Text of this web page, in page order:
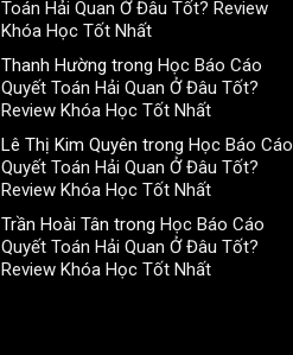
Toán Hải Quan Ở Đâu Tốt? Review
Khóa Học Tốt Nhất
Thanh Hường trongHọc Báo Cáo
Quyết Toán Hải Quan Ở Đâu Tốt?
Review Khóa Học Tốt Nhất
Lê Thị Kim Quyên trongHọc Báo Cáo
Quyết Toán Hải Quan Ở Đâu Tốt?
Review Khóa Học Tốt Nhất
Trần Hoài Tân trongHọc Báo Cáo
Quyết Toán Hải Quan Ở Đâu Tốt?
Review Khóa Học Tốt Nhất